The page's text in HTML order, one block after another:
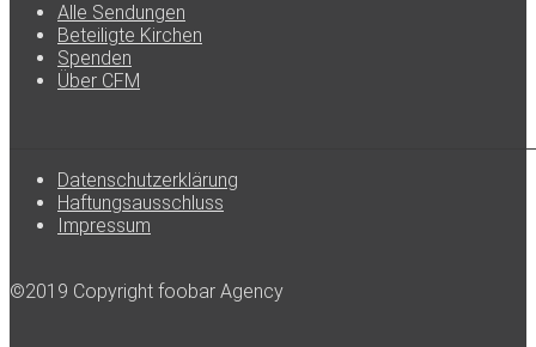
Alle Sendungen
Beteiligte Kirchen
Spenden
Über CFM
Datenschutzerklärung
Haftungsausschluss
Impressum
©2019 Copyright foobar Agency